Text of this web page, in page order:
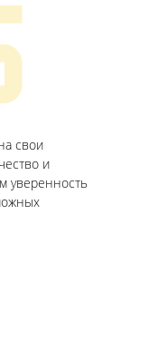
свои
и
уверенность